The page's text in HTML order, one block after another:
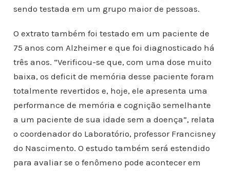
sendo testada em um grupo maior de pessoas.
O extrato também foi testado em um paciente de
75 anos com Alzheimer e que foi diagnosticado há
três anos. “Verificou-se que, com uma dose muito
baixa, os deficit de memória desse paciente foram
totalmente revertidos e, hoje, ele apresenta uma
performance de memória e cognição semelhante
a um paciente de sua idade sem a doença”, relata
o coordenador do Laboratório, professor Francisney
do Nascimento. O estudo também será estendido
para avaliar se o fenômeno pode acontecer em